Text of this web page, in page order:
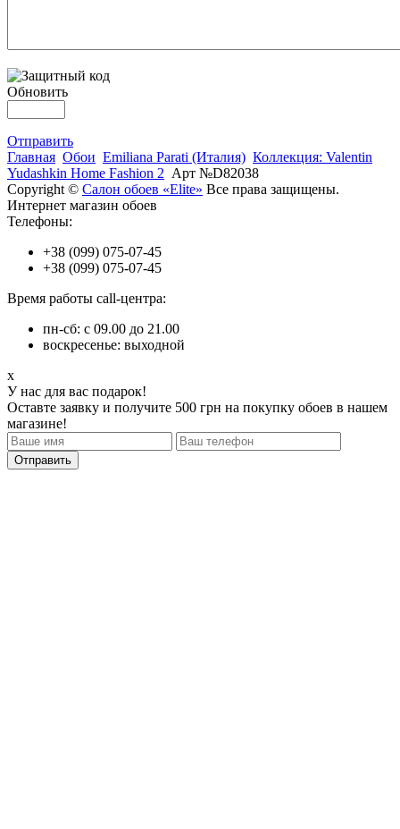
Обновить
Отправить
Главная Обои Emiliana Parati (Италия) Коллекция: Valentin
Yudashkin Home Fashion 2 Арт №D82038
Copyright © Салон обоев «Elite» Все права защищены.
Интернет магазин обоев
Телефоны:
+38 (099) 075-07-45
+38 (099) 075-07-45
Время работы call-центра:
пн-сб: с 09.00 до 21.00
воскресенье: выходной
x
У нас для вас подарок!
Оставте заявку и получите 500 грн на покупку обоев в нашем
магазине!